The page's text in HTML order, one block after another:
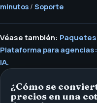
minutos / Soporte
Véase también: Paquetes
Plataforma para
IA.
¿Cómo se
precios en una